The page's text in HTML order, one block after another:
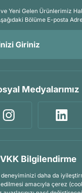
Yeni Gelen Ürünlerimiz
Bölüme E-posta
Medyalarımız
Bilgilendirme
daha da
edilmesi amacıyla çerez